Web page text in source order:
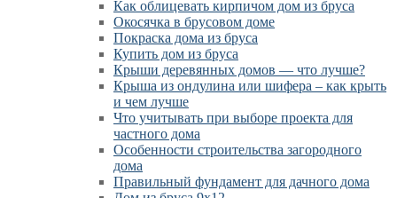
Как облицевать кирпичом дом из бруса
Окосячка в брусовом доме
Покраска дома из бруса
Купить дом из бруса
Крыши деревянных домов — что лучше?
Крыша из ондулина или шифера – как крыть
и чем лучше
Что учитывать при выборе проекта для
частного дома
Особенности строительства загородного
дома
Правильный фундамент для дачного дома